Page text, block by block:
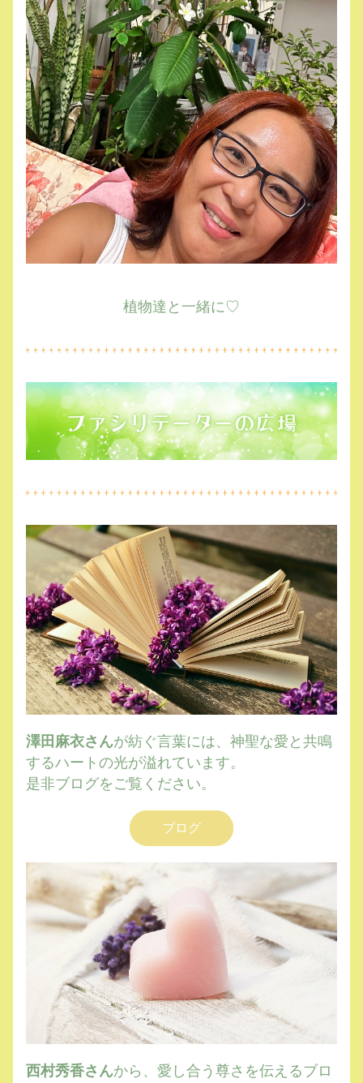
植物達と一緒に♡
澤田麻衣さんが紡ぐ言葉には、神聖な愛と共鳴
するハートの光が溢れています。
是非ブログをご覧ください。
ブログ
西村秀香さんから、愛し合う尊さを伝えるブロ